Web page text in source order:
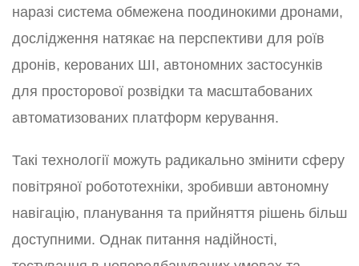
наразі система обмежена поодинокими дронами,
дослідження натякає на перспективи для роїв
дронів, керованих ШІ, автономних застосунків
для просторової розвідки та масштабованих
автоматизованих платформ керування.
Такі технології можуть радикально змінити сферу
повітряної робототехніки, зробивши автономну
навігацію, планування та прийняття рішень більш
доступними. Однак питання надійності,